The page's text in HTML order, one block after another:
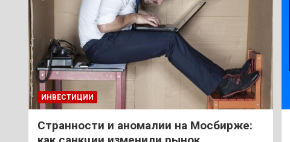
ИНВЕСТИЦИИ
Странности и аномалии на Мосбирже: